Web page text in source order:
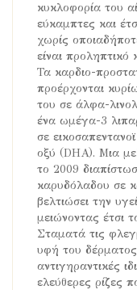
κυκλοφορία του
εύκαμπτες και
χωρίς
είναι προληπτικό
Τα καρδιο-
προέρχονται
του σε άλφα-
ένα ωμέγα-3
σε
οξύ (DHA). Μια
το 2009
καρυδόλαδου σε
βελτιώσει την
μειώνοντας έτσι
Σταματά τις
υφή του
αντιγηραντικές
ελεύθερες ρίζες